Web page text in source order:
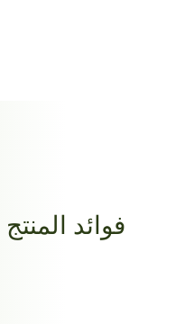
فوائد المنتج